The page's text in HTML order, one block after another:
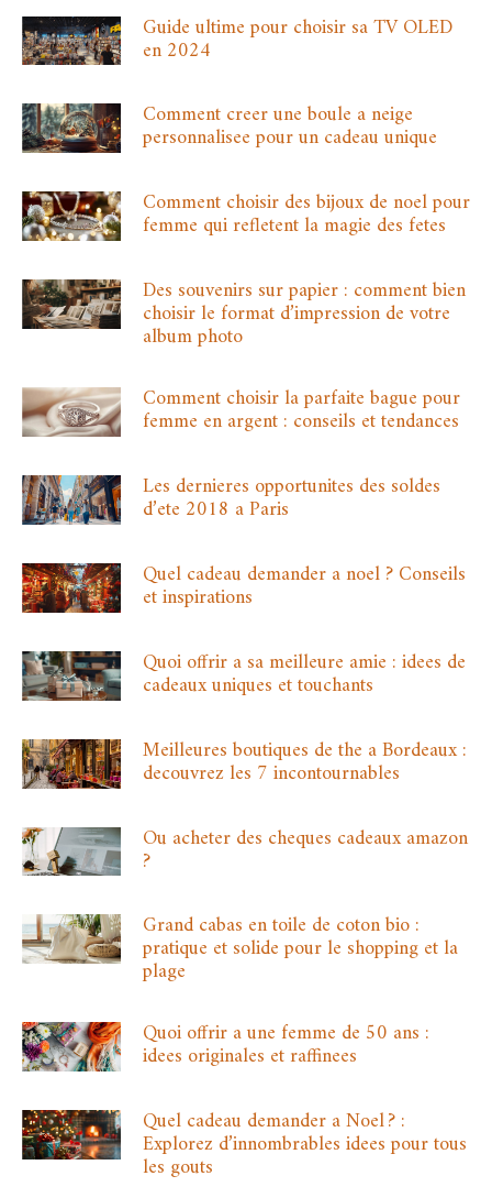
Guide ultime pour choisir sa TV OLED
en 2024
Comment creer une boule a neige
personnalisee pour un cadeau unique
Comment choisir des bijoux de noel pour
femme qui refletent la magie des fetes
Des souvenirs sur papier : comment bien
choisir le format d’impression de votre
album photo
Comment choisir la parfaite bague pour
femme en argent : conseils et tendances
Les dernieres opportunites des soldes
d’ete 2018 a Paris
Quel cadeau demander a noel ? Conseils
et inspirations
Quoi offrir a sa meilleure amie : idees de
cadeaux uniques et touchants
Meilleures boutiques de the a Bordeaux :
decouvrez les 7 incontournables
Ou acheter des cheques cadeaux amazon
?
Grand cabas en toile de coton bio :
pratique et solide pour le shopping et la
plage
Quoi offrir a une femme de 50 ans :
idees originales et raffinees
Quel cadeau demander a Noel ? :
Explorez d’innombrables idees pour tous
les gouts